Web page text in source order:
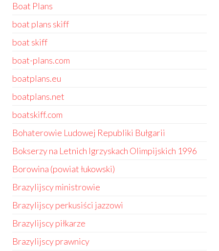
Boat Plans
boat plans skiff
boat skiff
boat-plans.com
boatplans.eu
boatplans.net
boatskiff.com
Bohaterowie Ludowej Republiki Bułgarii
Bokserzy na Letnich Igrzyskach Olimpijskich 1996
Borowina (powiat łukowski)
Brazylijscy ministrowie
Brazylijscy perkusiści jazzowi
Brazylijscy piłkarze
Brazylijscy prawnicy